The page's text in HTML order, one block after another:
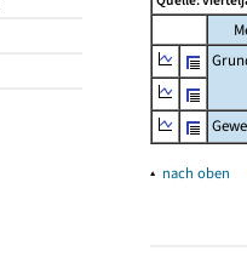
▴ nach oben